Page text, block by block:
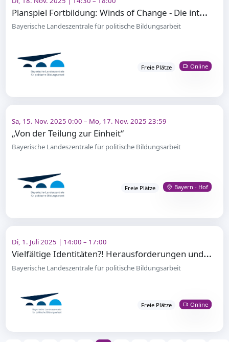
P
lanspiel Fortbildung: Winds of Change - Die internationale Ordnung im Wandel
Bayerische Landeszentrale für politische Bildungsarbeit
Freie Plätze Online
Sa, 15. Nov. 2025 0:00 – Mo, 17. Nov. 2025 23:59
„Von der Teilung zur Einheit“
Bayerische Landeszentrale für politische Bildungsarbeit
Freie Plätze Bayern - Hof
Di, 1. Juli 2025 | 14:00 – 17:00
V
ielfältige Identitäten?! Herausforderungen und Chancen im Schulalltag (4)
Bayerische Landeszentrale für politische Bildungsarbeit
Freie Plätze Online